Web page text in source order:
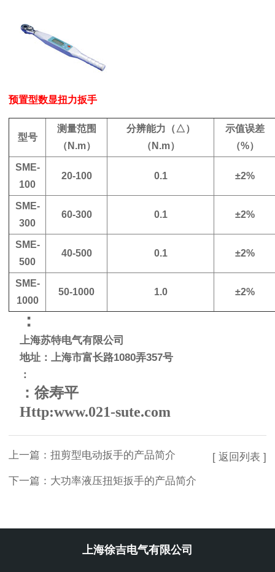
预置型数显扭力扳手
型号
测量范围
（N.m）
分辨能力（△）
（N.m）
示值误差
（%）
SME-
100
20-100 0.1 ±2%
SME-
300
60-300 0.1 ±2%
SME-
500
40-500 0.1 ±2%
SME-
1000
50-1000 1.0 ±2%
：
上海苏特电气有限公司
地址：上海市富长路1080弄357号
：
：徐寿平
Http:www.021-sute.com
上一篇： 扭剪型电动扳手的产品简介
下一篇： 大功率液压扭矩扳手的产品简介
[ 返回列表 ]
上海徐吉电气有限公司